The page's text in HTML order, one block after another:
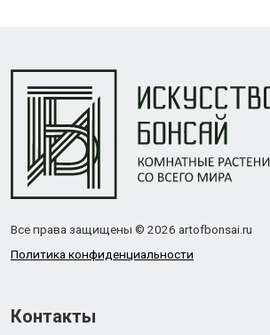
Все права защищены © 2026 artofbonsai.ru
Политика конфиденциальности
Контакты